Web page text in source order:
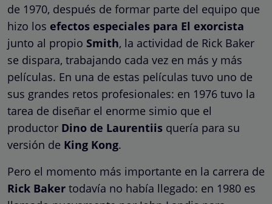
de 1970, después de formar parte del equipo que
hizo los efectos especiales para El exorcista
junto al propio Smith, la actividad de Rick Baker
se dispara, trabajando cada vez en más y más
películas. En una de estas películas tuvo uno de
sus grandes retos profesionales: en 1976 tuvo la
tarea de diseñar el enorme simio que el
productor Dino de Laurentiis quería para su
versión de King Kong.
Pero el momento más importante en la carrera de
Rick Baker todavía no había llegado: en 1980 es